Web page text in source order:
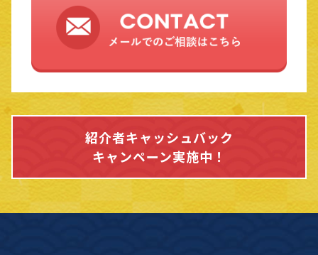
紹介者キャッシュバック
キャンペーン実施中！